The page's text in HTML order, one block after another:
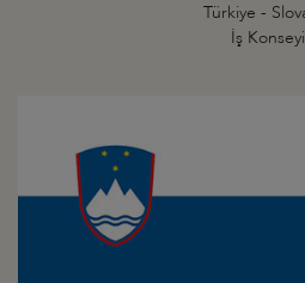
Türkiye -
İş Konseyi